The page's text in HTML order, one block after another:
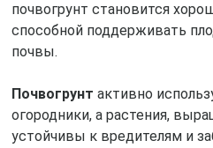
почвогрунт становится
способной поддерживать
почвы.
Почвогрунт активно
огородники, а растения,
устойчивы к вредителям и